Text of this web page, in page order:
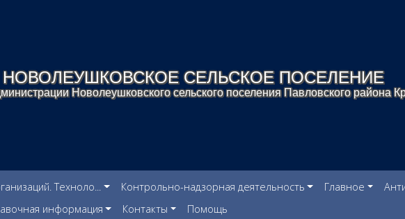
НОВОЛЕУШКОВСКОЕ СЕЛЬСКОЕ ПОСЕЛЕНИЕ
Новолеушковского сельского поселения Павловского района
Техноло... Контрольно-надзорная деятельность Главное
информация Контакты Помощь